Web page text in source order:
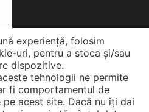
by Matix Power
experiență, folosim
uri, pentru a stoca și/sau
dispozitive.
tehnologii ne permite
fi comportamentul de
acest site. Dacă nu îți dai